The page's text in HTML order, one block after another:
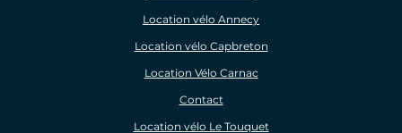
Location vélo Annecy
Location vélo Capbreton
Location Vélo Carnac
Contact
Location vélo Le Touquet